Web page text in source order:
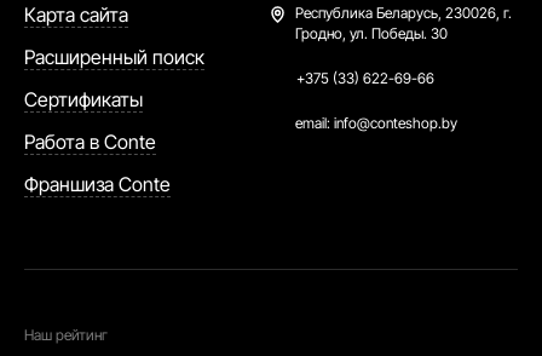
Карта сайта
Расширенный поиск
Сертификаты
Работа в Conte
Франшиза Conte
Республика Беларусь, 230026, г.
Гродно, ул. Победы. 30
+375 (33) 622-69-66
email: info@conteshop.by
Наш рейтинг